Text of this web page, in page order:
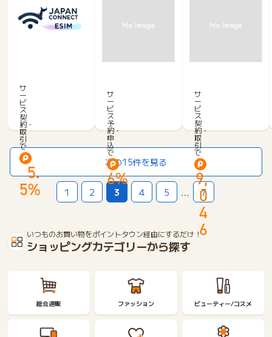
p
a
n
C
o
n
n
e
c
t
M
サ
ー
ビ
ス
契
約・
取
引
で
5.
5%
F
i
B
O
X
サ
ー
ビ
ス
予
約・
申
込
で
6%
A
I
O
W
i
M
A
X
（プ
ラ
イ
オ
ワ
イ
サ
ー
ビ
ス
契
約・
取
引
で
9,
0
4
6
次の15件を見る
1 2 3 4 5 … 7
いつものお買い物をポイントタウン経由にするだけ！
ショッピングカテゴリーから探す
総合通販 ファッション ビューティー/コスメ